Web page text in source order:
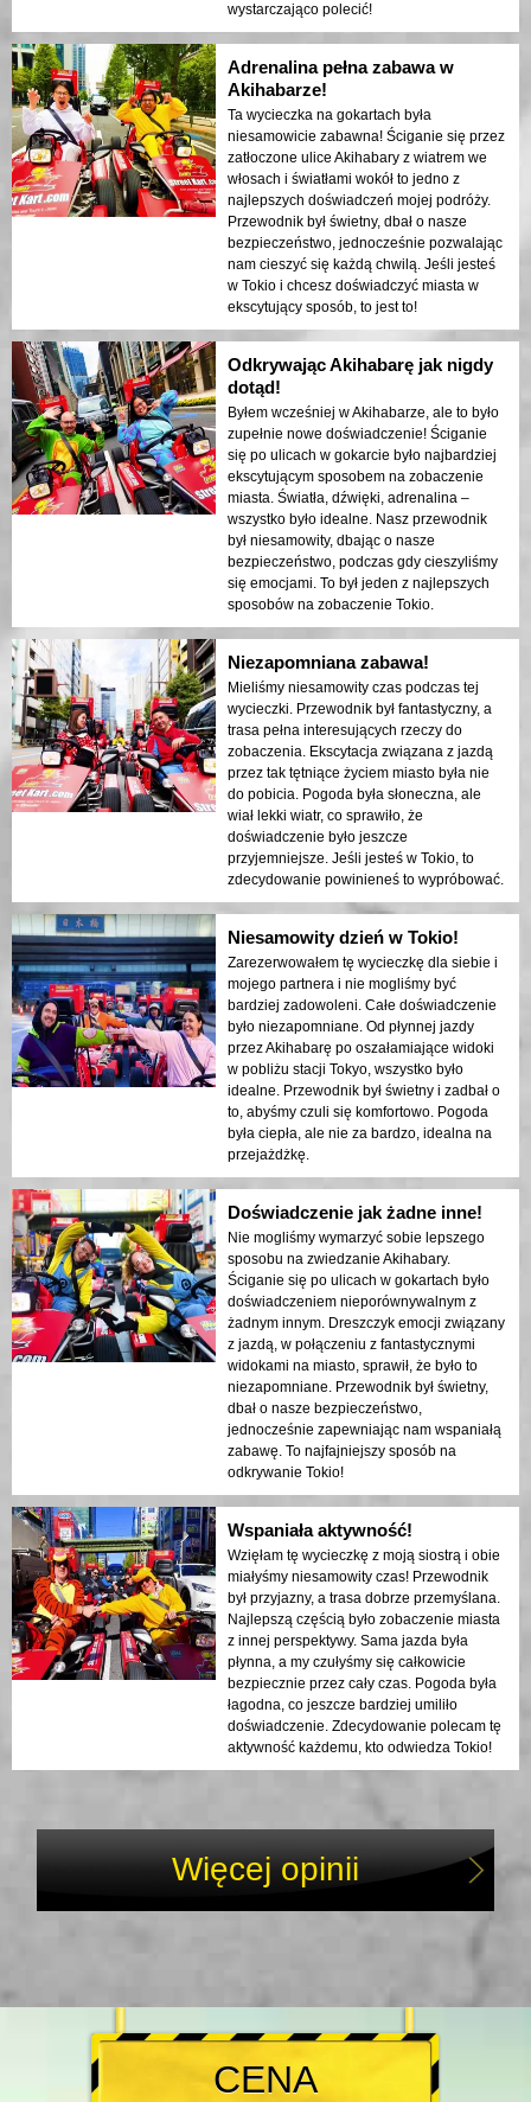
wystarczająco polecić!
Adrenalina pełna zabawa w
Akihabarze!
Ta wycieczka na gokartach była
niesamowicie zabawna! Ściganie się przez
zatłoczone ulice Akihabary z wiatrem we
włosach i światłami wokół to jedno z
najlepszych doświadczeń mojej podróży.
Przewodnik był świetny, dbał o nasze
bezpieczeństwo, jednocześnie pozwalając
nam cieszyć się każdą chwilą. Jeśli jesteś
w Tokio i chcesz doświadczyć miasta w
ekscytujący sposób, to jest to!
Odkrywając Akihabarę jak nigdy
dotąd!
Byłem wcześniej w Akihabarze, ale to było
zupełnie nowe doświadczenie! Ściganie
się po ulicach w gokarcie było najbardziej
ekscytującym sposobem na zobaczenie
miasta. Światła, dźwięki, adrenalina –
wszystko było idealne. Nasz przewodnik
był niesamowity, dbając o nasze
bezpieczeństwo, podczas gdy cieszyliśmy
się emocjami. To był jeden z najlepszych
sposobów na zobaczenie Tokio.
Niezapomniana zabawa!
Mieliśmy niesamowity czas podczas tej
wycieczki. Przewodnik był fantastyczny, a
trasa pełna interesujących rzeczy do
zobaczenia. Ekscytacja związana z jazdą
przez tak tętniące życiem miasto była nie
do pobicia. Pogoda była słoneczna, ale
wiał lekki wiatr, co sprawiło, że
doświadczenie było jeszcze
przyjemniejsze. Jeśli jesteś w Tokio, to
zdecydowanie powinieneś to wypróbować.
Niesamowity dzień w Tokio!
Zarezerwowałem tę wycieczkę dla siebie i
mojego partnera i nie mogliśmy być
bardziej zadowoleni. Całe doświadczenie
było niezapomniane. Od płynnej jazdy
przez Akihabarę po oszałamiające widoki
w pobliżu stacji Tokyo, wszystko było
idealne. Przewodnik był świetny i zadbał o
to, abyśmy czuli się komfortowo. Pogoda
była ciepła, ale nie za bardzo, idealna na
przejażdżkę.
Doświadczenie jak żadne inne!
Nie mogliśmy wymarzyć sobie lepszego
sposobu na zwiedzanie Akihabary.
Ściganie się po ulicach w gokartach było
doświadczeniem nieporównywalnym z
żadnym innym. Dreszczyk emocji związany
z jazdą, w połączeniu z fantastycznymi
widokami na miasto, sprawił, że było to
niezapomniane. Przewodnik był świetny,
dbał o nasze bezpieczeństwo,
jednocześnie zapewniając nam wspaniałą
zabawę. To najfajniejszy sposób na
odkrywanie Tokio!
Wspaniała aktywność!
Wzięłam tę wycieczkę z moją siostrą i obie
miałyśmy niesamowity czas! Przewodnik
był przyjazny, a trasa dobrze przemyślana.
Najlepszą częścią było zobaczenie miasta
z innej perspektywy. Sama jazda była
płynna, a my czułyśmy się całkowicie
bezpiecznie przez cały czas. Pogoda była
łagodna, co jeszcze bardziej umiliło
doświadczenie. Zdecydowanie polecam tę
aktywność każdemu, kto odwiedza Tokio!
Więcej opinii
CENA